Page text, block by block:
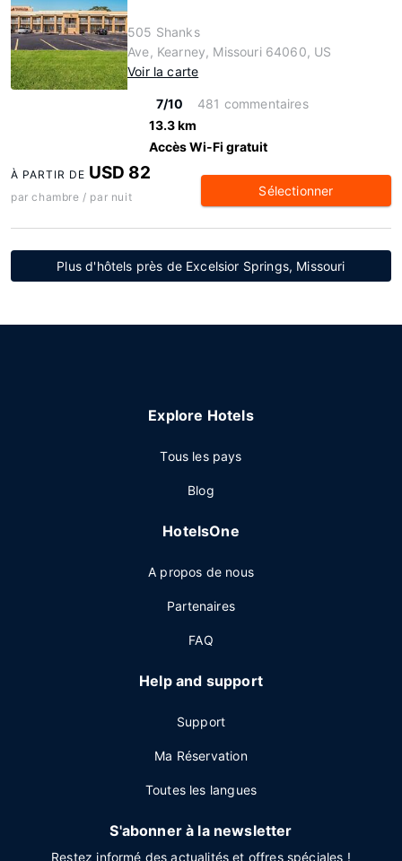
505 Shanks
Ave, Kearney, Missouri 64060, US
Voir la carte
7/10
481 commentaires
13.3 km
Accès Wi-Fi gratuit
À PARTIR DE USD 82
par chambre / par nuit Sélectionner
Plus d'hôtels près de Excelsior Springs, Missouri
Explore Hotels
Tous les pays
Blog
HotelsOne
A propos de nous
Partenaires
FAQ
Help and support
Support
Ma Réservation
Toutes les langues
S'abonner à la newsletter
Restez informé des actualités et offres spéciales !